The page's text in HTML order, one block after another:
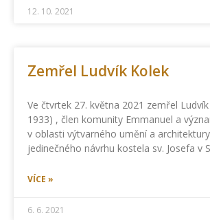
12. 10. 2021
Zemřel Ludvík Kolek
Ve čtvrtek 27. května 2021 zemřel
1933) , člen komunity Emmanuel a
v oblasti výtvarného umění a
jedinečného návrhu kostela sv. Josefa v
VÍCE »
6. 6. 2021